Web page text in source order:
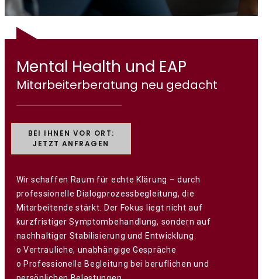
Mental Health und EAP
Mitarbeiterberatung neu gedacht
BEI IHNEN VOR ORT:
JETZT ANFRAGEN
Wir schaffen Raum für echte Klärung – durch
professionelle Dialogprozessbegleitung, die
Mitarbeitende stärkt. Der Fokus liegt nicht auf
kurzfristiger Symptombehandlung, sondern auf
nachhaltiger Stabilisierung und Entwicklung.
o Vertrauliche, unabhängige Gespräche
o Professionelle Begleitung bei beruflichen und